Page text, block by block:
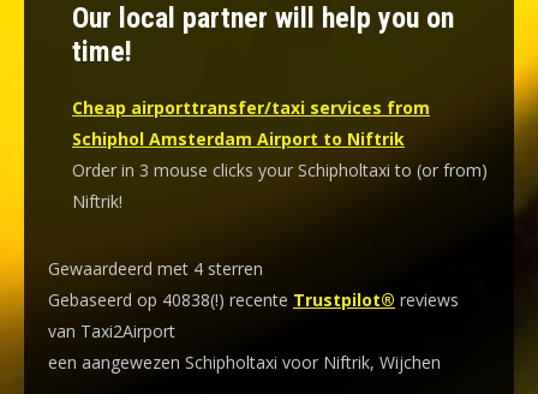
Our local partner will help you on
time!
Cheap airporttransfer/taxi services from
Schiphol Amsterdam Airport to Niftrik
Order in 3 mouse clicks your Schipholtaxi to (or from)
Niftrik!
Gewaardeerd met 4 sterren
Gebaseerd op 40838(!) recente Trustpilot® reviews
van Taxi2Airport
een aangewezen Schipholtaxi voor Niftrik, Wijchen